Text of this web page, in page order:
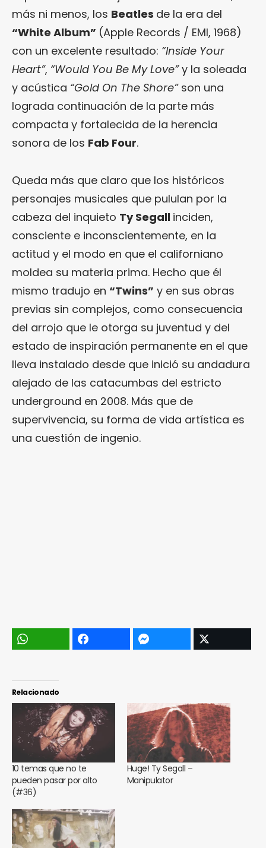
más ni menos, los Beatles de la era del
“White Album” (Apple Records / EMI, 1968)
con un excelente resultado: “Inside Your
Heart”, “Would You Be My Love”y la soleada
y acústica “Gold On The Shore”son una
lograda continuación de la parte más
compacta y fortalecida de la herencia
sonora de los Fab Four.
Queda más que claro que los históricos
personajes musicales que pululan por la
cabeza del inquieto Ty Segall inciden,
consciente e inconscientemente, en la
actitud y el modo en que el californiano
moldea su materia prima. Hecho que él
mismo tradujo en “Twins” y en sus obras
previas sin complejos, como consecuencia
del arrojo que le otorga su juventud y del
estado de inspiración permanente en el que
lleva instalado desde que inició su andadura
alejado de las catacumbas del estricto
underground en 2008. Más que de
supervivencia, su forma de vida artística es
una cuestión de ingenio.
Relacionado
10 temas que no te
pueden pasar por alto
(#36)
Huge! Ty Segall –
Manipulator